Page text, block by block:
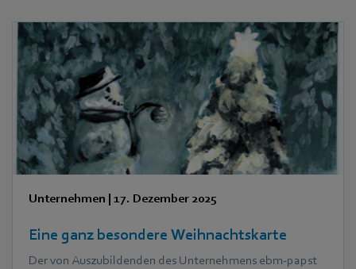
Unternehmen 17. Dezember 2025
Eine ganz besondere Weihnachtskarte
Der von Auszubildenden des Unternehmens ebm‑papst